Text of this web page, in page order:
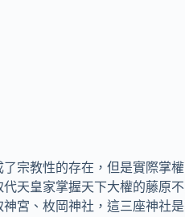
宗教性的存在，但是實際掌
天皇家掌握天下大權的藤原
宮、枚岡神社，這三座神社